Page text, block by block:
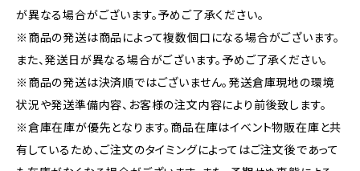
が異なる場合がございます。予めご了承ください。
※商品の発送は商品によって複数個口になる場合がございます。
また、発送日が異なる場合がございます。予めご了承ください。
※商品の発送は決済順ではございません。発送倉庫現地の環境
状況や発送準備内容、お客様の注文内容により前後致します。
※倉庫在庫が優先となります。商品在庫はイベント物販在庫と共
有しているため、ご注文のタイミングによってはご注文後であって